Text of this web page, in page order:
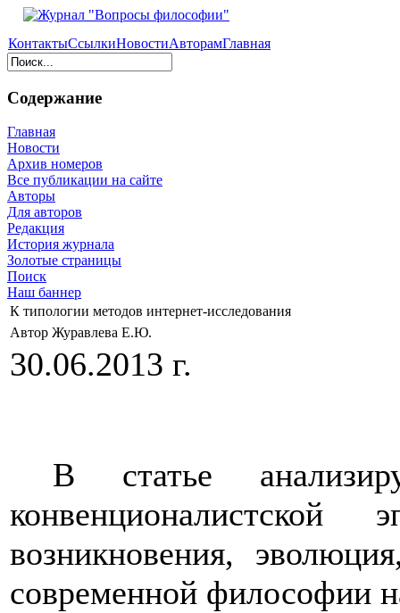
КонтактыСсылкиНовостиАвторамГлавная
Содержание
Главная
Новости
Архив номеров
Все публикации на сайте
Авторы
Для авторов
Редакция
История журнала
Золотые страницы
Поиск
Наш баннер
К типологии методов интернет-исследования
Автор Журавлева Е.Ю.
30.06.2013 г.
В статье
возникновения,
современной философии